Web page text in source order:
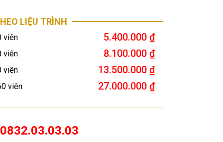
LIỆU TRÌNH
viên 5.400.000 ₫
viên 8.100.000 ₫
viên 13.500.000 ₫
viên 27.000.000 ₫
0832.03.03.03